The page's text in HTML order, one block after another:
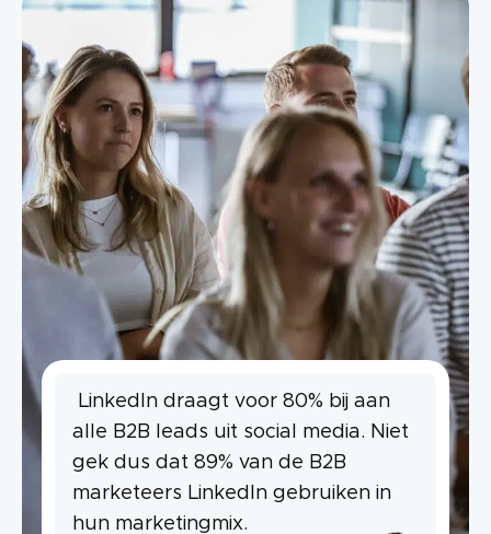
LinkedIn draagt voor 80% bij aan
alle B2B leads uit social media. Niet
gek dus dat 89% van de B2B
marketeers LinkedIn gebruiken in
hun marketingmix.